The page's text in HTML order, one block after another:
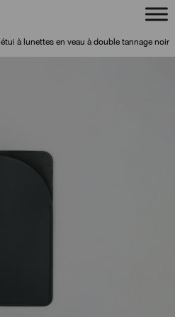
étui à lunettes en veau à double tannage noir